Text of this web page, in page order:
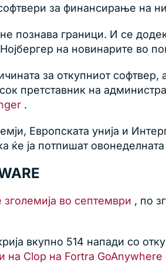
за финансирање на
познава граници. И се
на новинарите во
за откупниот
претставник на
.
Европската унија и
ќе ја потпишат
во септември , по
вкупно 514 напади со
на Clop на Fortra